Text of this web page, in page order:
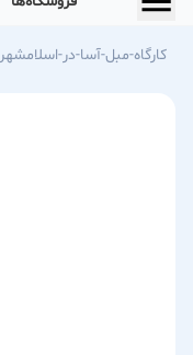
https://chechilas.com/moble_asaa/کارگاه-مبل-آسا-در-اسلامشهر